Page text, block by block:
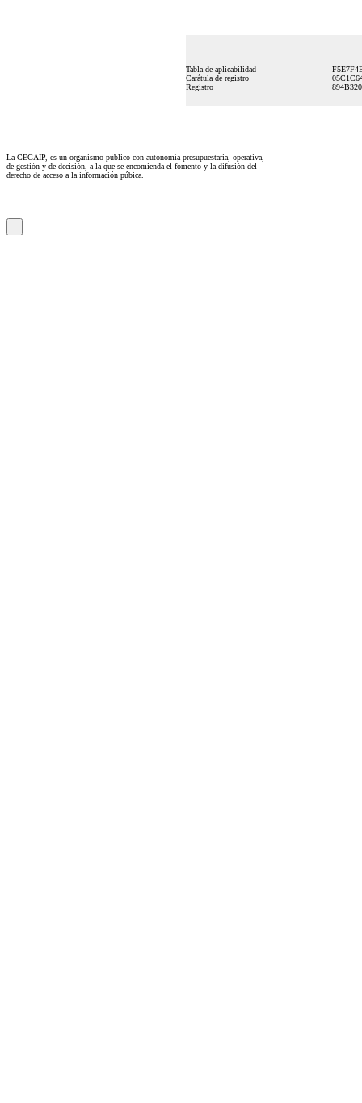
Tabla de aplicabilidad
Carátula de registro
Registro
La CEGAIP, es un organismo público con autonomía presupuestaria, operativa,
de gestión y de decisión, a la que se encomienda el fomento y la difusión del
derecho de acceso a la información púbica.